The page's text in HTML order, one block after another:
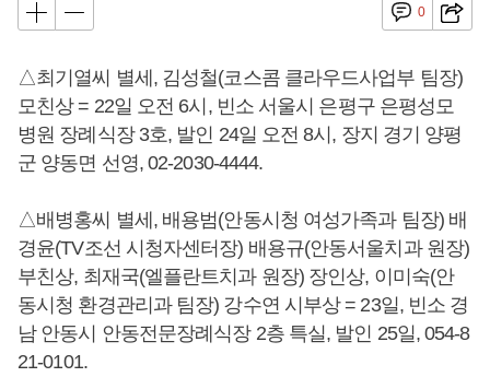
0
△최기열씨 별세, 김성철(코스콤 클라우드사업부 팀장)
모친상 = 22일 오전 6시, 빈소 서울시 은평구 은평성모
병원 장례식장 3호, 발인 24일 오전 8시, 장지 경기 양평
군 양동면 선영, 02-2030-4444.
△배병홍씨 별세, 배용범(안동시청 여성가족과 팀장) 배
경윤(TV조선 시청자센터장) 배용규(안동서울치과 원장)
부친상, 최재국(엘플란트치과 원장) 장인상, 이미숙(안
동시청 환경관리과 팀장) 강수연 시부상 = 23일, 빈소 경
남 안동시 안동전문장례식장 2층 특실, 발인 25일, 054-8
21-0101.